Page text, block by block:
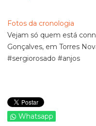
Fotos da cronologia
Vejam só quem está
Gonçalves, em Torres
#sergiorosado #anjos
Whatsapp